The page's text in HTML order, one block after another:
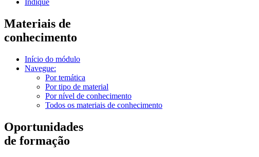
Indique
Materiais de
conhecimento
Início do módulo
Navegue:
Por temática
Por tipo de material
Por nível de conhecimento
Todos os materiais de conhecimento
Oportunidades
de formação